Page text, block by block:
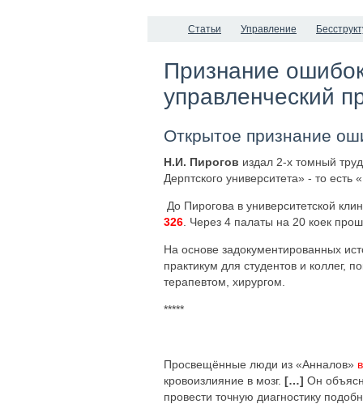
Статьи Управление
Признание
управленческий
Открытое признание
Н.И. Пирогов издал 2-х томный
Дерптского университета» - то
До Пирогова в университетской
326 . Через 4 палаты на 20 коек
На основе задокументированных
практикум для студентов и коллег,
терапевтом, хирургом.
*****
Просвещённые люди из «Анналов»
кровоизлияние в мозг. […] Он
провести точную диагностику